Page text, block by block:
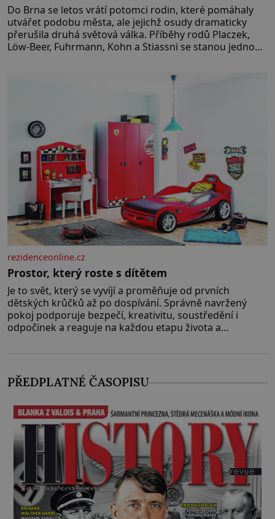
Do Brna se letos vrátí potomci rodin, které pomáhaly
utvářet podobu města, ale jejichž osudy dramaticky
přerušila druhá světová válka. Příběhy rodů Placzek,
Löw-Beer, Fuhrmann, Kohn a Stiassni se stanou jednou
jednoduché. Místa, která si člověk pamatuje z
rodinných vyprávění, už dávno
rezidenceonline.cz
Prostor, který roste s dítětem
Je to svět, který se vyvíjí a proměňuje od prvních
dětských krůčků až po dospívání. Správně navržený
pokoj podporuje bezpečí, kreativitu, soustředění i
odpočinek a reaguje na každou etapu života a
Předškolní věk je
PŘEDPLATNÉ ČASOPISU